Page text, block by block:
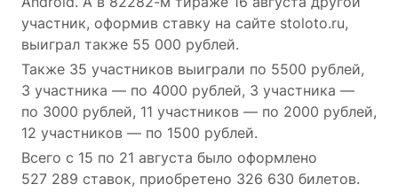
участник, оформив ставку на сайте stoloto.ru,
выиграл также 55 000 рублей.
Также 35 участников выиграли по 5500 рублей,
3 участника — по 4000 рублей, 3 участника —
по 3000 рублей, 11 участников — по 2000 рублей,
12 участников — по 1500 рублей.
Всего с 15 по 21 августа было оформлено
527 289 ставок, приобретено 326 630 билетов.